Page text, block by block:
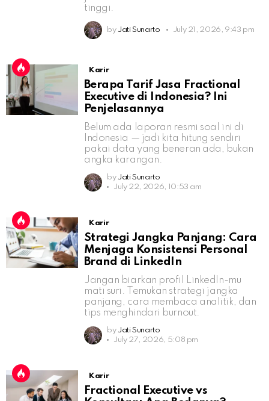
tinggi.
by Jati Sunarto July 21, 2026, 9:43 pm
Karir
Berapa Tarif Jasa Fractional
Executive di Indonesia? Ini
Penjelasannya
Belum ada laporan resmi soal ini di
Indonesia — jadi kita hitung sendiri
pakai data yang beneran ada, bukan
angka karangan.
by Jati Sunarto
July 22, 2026, 10:53 am
Karir
Strategi Jangka Panjang: Cara
Menjaga Konsistensi Personal
Brand di LinkedIn
Jangan biarkan profil LinkedIn-mu
mati suri. Temukan strategi jangka
panjang, cara membaca analitik, dan
tips menghindari burnout.
by Jati Sunarto
July 27, 2026, 5:08 pm
Karir
Fractional Executive vs